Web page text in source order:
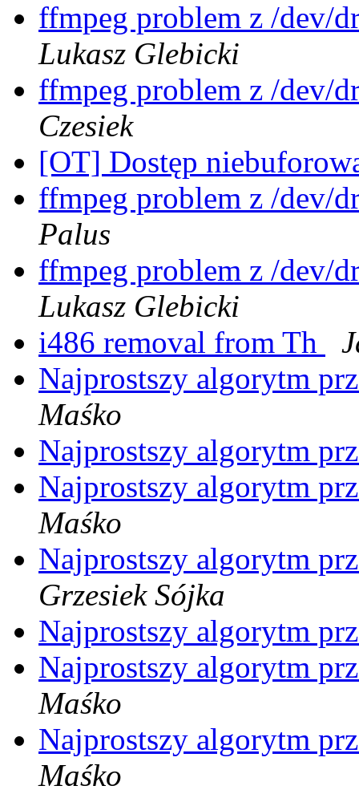
ffmpeg problem z /dev/
Lukasz Glebicki
ffmpeg problem z /dev/
Czesiek
[OT] Dostęp
ffmpeg problem z /dev/
Palus
ffmpeg problem z /dev/
Lukasz Glebicki
i486 removal from Th
Najprostszy algorytm
Maśko
Najprostszy algorytm
Najprostszy algorytm
Maśko
Najprostszy algorytm
Grzesiek Sójka
Najprostszy algorytm
Najprostszy algorytm
Maśko
Najprostszy algorytm
Maśko